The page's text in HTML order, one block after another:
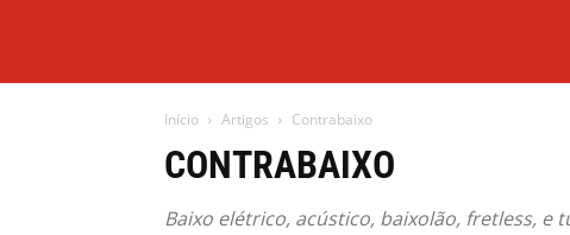
Início Artigos Contrabaixo
CONTRABAIXO
Baixo elétrico, acústico, baixolão, fretless, e